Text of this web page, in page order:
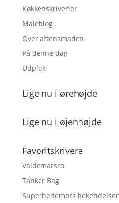
Køkkenskriverier
Maleblog
Over aftensmaden
På denne dag
Udpluk
Lige nu i ørehøjde
Lige nu i øjenhøjde
Favoritskrivere
Valdemarsro
Tanker Bag
Superheltemors bekendelser